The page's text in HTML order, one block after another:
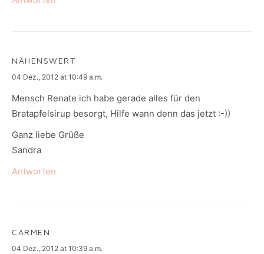
NÄHENSWERT
says:
04 Dez., 2012 at 10:49 a.m.
Mensch Renate ich habe gerade alles für den
Bratapfelsirup besorgt, Hilfe wann denn das jetzt :-))
Ganz liebe Grüße
Sandra
Antworten
CARMEN
says:
04 Dez., 2012 at 10:39 a.m.